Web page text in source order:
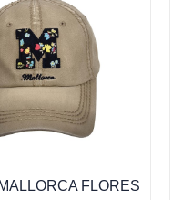
FLORES